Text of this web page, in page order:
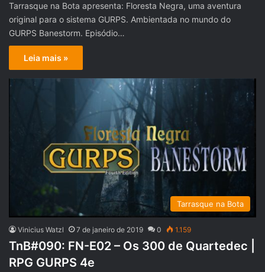
Tarrasque na Bota apresenta: Floresta Negra, uma aventura
original para o sistema GURPS. Ambientada no mundo do
GURPS Banestorm. Episódio…
Leia mais »
Tarrasque na Bota
Vinicius Watzl 7 de janeiro de 2019 0 1.159
TnB#090: FN-E02 – Os 300 de Quartedec |
RPG GURPS 4e